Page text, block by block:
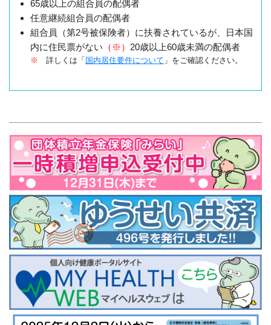
65歳以上の組合員の配偶者
任意継続組合員の配偶者
組合員（第2号被保険者）に扶養されているが、日本国
内に住民票がない （※） 20歳以上60歳未満の配偶者
※ 詳しくは「 国内居住要件について 」をご確認ください。